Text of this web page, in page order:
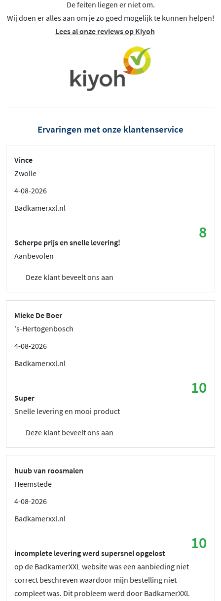
De feiten liegen er niet om.
Wij doen er alles aan om je zo goed mogelijk te kunnen helpen!
Lees al onze reviews op Kiyoh
Ervaringen met onze klantenservice
Vince
Zwolle
4-08-2026
Badkamerxxl.nl
8
Scherpe prijs en snelle levering!
Aanbevolen
Deze klant beveelt ons aan
Mieke De Boer
's-Hertogenbosch
4-08-2026
Badkamerxxl.nl
10
Super
Snelle levering en mooi product
Deze klant beveelt ons aan
huub van roosmalen
Heemstede
4-08-2026
Badkamerxxl.nl
10
incomplete levering werd supersnel opgelost
op de BadkamerXXL website was een aanbieding niet
correct beschreven waardoor mijn bestelling niet
compleet was. Dit probleem werd door BadkamerXXL